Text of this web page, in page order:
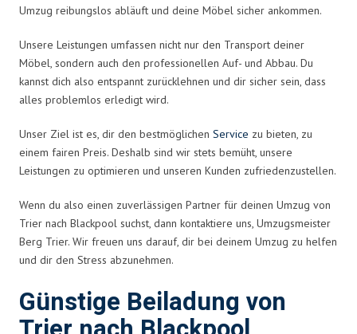
Umzug reibungslos abläuft und deine Möbel sicher ankommen.
Unsere Leistungen umfassen nicht nur den Transport deiner
Möbel, sondern auch den professionellen Auf- und Abbau. Du
kannst dich also entspannt zurücklehnen und dir sicher sein, dass
alles problemlos erledigt wird.
Unser Ziel ist es, dir den bestmöglichen Service zu bieten, zu
einem fairen Preis. Deshalb sind wir stets bemüht, unsere
Leistungen zu optimieren und unseren Kunden zufriedenzustellen.
Wenn du also einen zuverlässigen Partner für deinen Umzug von
Trier nach Blackpool suchst, dann kontaktiere uns, Umzugsmeister
Berg Trier. Wir freuen uns darauf, dir bei deinem Umzug zu helfen
und dir den Stress abzunehmen.
Günstige Beiladung von